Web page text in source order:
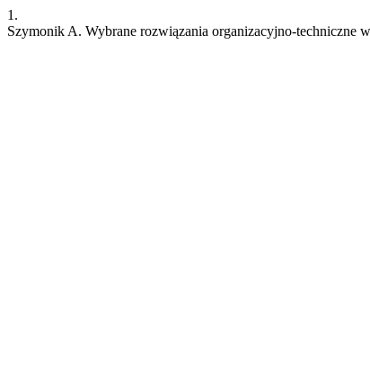
1.
Szymonik A. Wybrane rozwiązania organizacyjno-techniczne